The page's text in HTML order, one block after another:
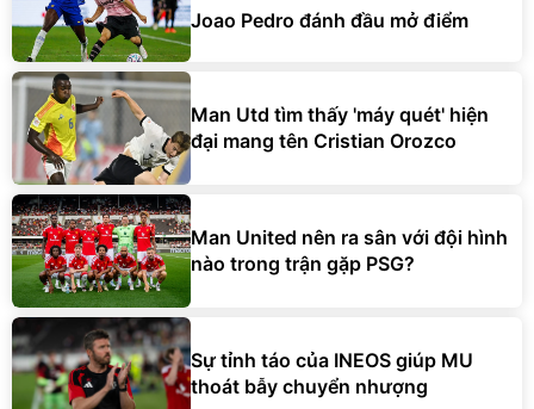
Joao Pedro đánh đầu mở điểm
Man Utd tìm thấy 'máy quét' hiện
đại mang tên Cristian Orozco
Man United nên ra sân với đội hình
nào trong trận gặp PSG?
Sự tỉnh táo của INEOS giúp MU
thoát bẫy chuyển nhượng